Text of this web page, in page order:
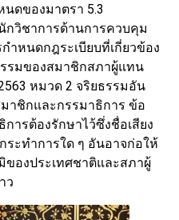
ดของมาตรา 5.3
วิชาการด้านการควบคุม
ำหนดกฎระเบียบที่เกี่ยวข้อง
รมของสมาชิกสภาผู้แทน
หมวด 2 จริยธรรมอัน
าชิกและกรรมาธิการ ข้อ
ารต้องรักษาไว้ซึ่งชื่อเสียง
ะทำการใด ๆ อันอาจก่อให้
ของประเทศชาติและสภาผู้
ว